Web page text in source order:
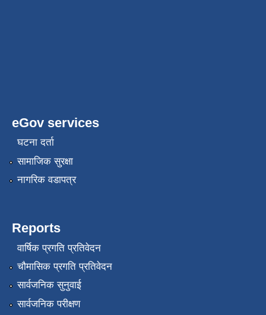
eGov services
घटना दर्ता
सामाजिक सुरक्षा
नागरिक वडापत्र
Reports
वार्षिक प्रगति प्रतिवेदन
चौमासिक प्रगति प्रतिवेदन
सार्वजनिक सुनुवाई
सार्वजनिक परीक्षण